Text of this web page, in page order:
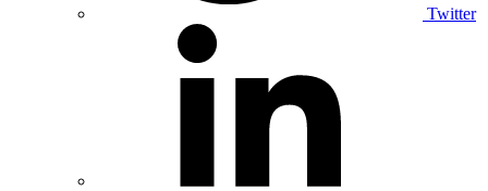
Twitter